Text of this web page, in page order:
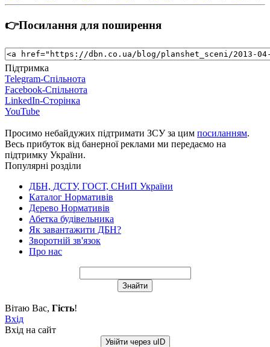
👉Посилання для поширення
Підтримка
Telegram-Спільнота
Facebook-Спільнота
LinkedIn-Сторінка
YouTube
Просимо небайдужих підтримати ЗСУ за цим посиланням.
Весь прибуток від банерної реклами ми передаємо на
підтримку України.
Популярні розділи
ДБН, ДСТУ, ГОСТ, СНиП України
Каталог Нормативів
Дерево Нормативів
Абетка будівельника
Як завантажити ДБН?
Зворотній зв'язок
Про нас
Вітаю Вас, Гість!
Вхід
Вхід на сайт
Увійти через uID